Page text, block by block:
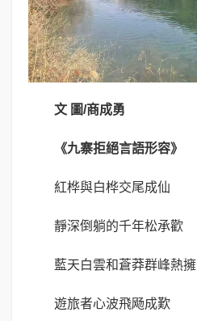
文 圖/商成勇
《九寨拒絕言語形容》
紅桦與白桦交尾成仙
靜深倒躺的千年松承歡
藍天白雲和蒼莽群峰熱擁
遊旅者心波飛飏成歎